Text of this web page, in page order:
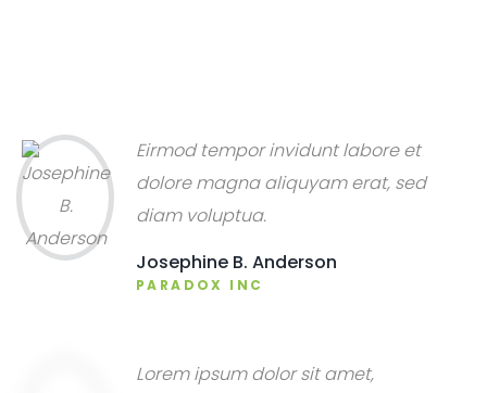
Eirmod tempor invidunt labore et
dolore magna aliquyam erat, sed
diam voluptua.
Josephine B. Anderson
PARADOX INC
Lorem ipsum dolor sit amet,